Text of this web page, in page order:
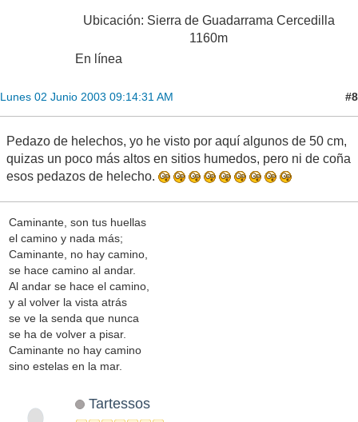
Ubicación: Sierra de Guadarrama Cercedilla
1160m
En línea
Lunes 02 Junio 2003 09:14:31 AM #8
Pedazo de helechos, yo he visto por aquí algunos de 50 cm,
quizas un poco más altos en sitios humedos, pero ni de coña
esos pedazos de helecho.
Caminante, son tus huellas
el camino y nada más;
Caminante, no hay camino,
se hace camino al andar.
Al andar se hace el camino,
y al volver la vista atrás
se ve la senda que nunca
se ha de volver a pisar.
Caminante no hay camino
sino estelas en la mar.
Tartessos